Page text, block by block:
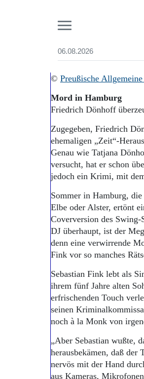
06.08.2026
Start
Aktuelle Ausgabe
Abonnenten-
Abo Prämien
Archiv
Mediadaten
Suchen und
© Preußische
Mord in Hamburg
Friedrich Dönhoff
Zugegeben, Friedrich
ehemaligen „Zeit“-
Genau wie Tatjana
versucht, hat er schon
jedoch ein Krimi, mit
Sommer in Hamburg,
Elbe oder Alster, ertönt
Coverversion des
DJ überhaupt, ist der
denn eine verwirrende
Fink vor so manches
Sebastian Fink lebt als
ihrem fünf Jahre alten
erfrischenden Touch
seinen
noch à la Monk von
„Aber Sebastian wußte,
herausbekämen, daß der
nervös mit der Hand
aus Kameras,